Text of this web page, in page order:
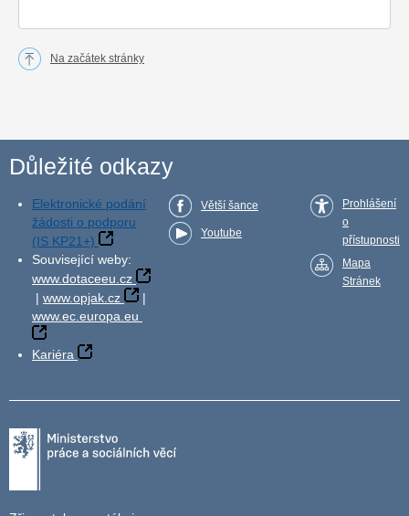
Na začátek stránky
Důležité odkazy
Elektronické podání
žádosti o podporu
(IS KP21+)
Související weby:
www.dotaceeu.cz
| www.opjak.cz
|
www.ec.europa.eu
Kariéra
Větší šance
Youtube
Prohlášení
o
přístupnosti
Mapa
Stránek